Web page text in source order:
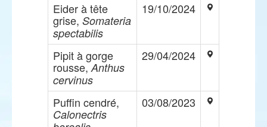
Eider à tête
grise, Somateria
spectabilis
19/10/2024
Pipit à gorge
rousse,Anthus
cervinus
29/04/2024
Puffin cendré,
Calonectris
03/08/2023